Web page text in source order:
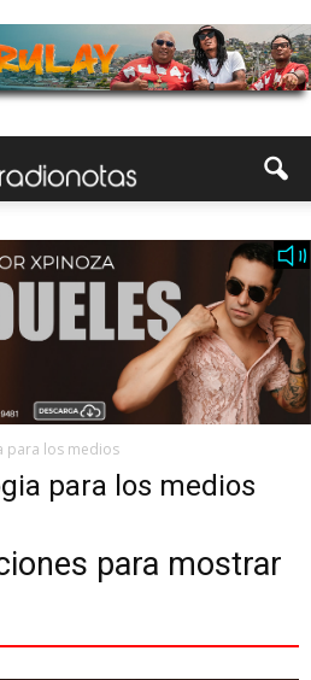
para los medios
para los medios
para mostrar